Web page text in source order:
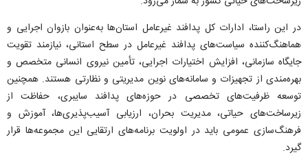
در این راستا، ادارات کل پدافند غیرعامل استان‌ها به‌عنوان بازوان اجرایی و
هماهنگ‌کننده سیاست‌های پدافند غیرعامل در سطح استانی، نیازمند تقویت
جایگاه سازمانی، افزایش اختیارات اجرایی، تأمین نیروی انسانی متخصص و
بهره‌مندی از تجهیزات و سامانه‌های نوین مدیریتی و نظارتی هستند. همچنین
توسعه ظرفیت‌های تخصصی در حوزه‌های پدافند سایبری، حفاظت از
زیرساخت‌های حیاتی، مدیریت بحران، ارزیابی آسیب‌پذیری‌ها، آموزش و
فرهنگ‌سازی عمومی باید در اولویت برنامه‌های ارتقایی این مجموعه‌ها قرار
گیرد.